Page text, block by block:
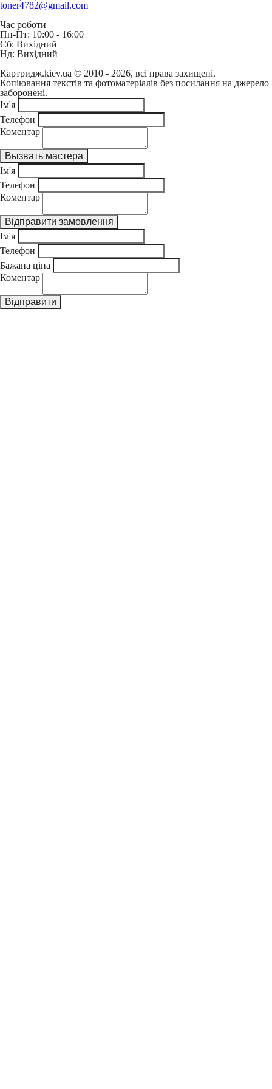
toner4782@gmail.com
Час роботи
Пн-Пт: 10:00 - 16:00
Сб: Вихідний
Нд: Вихідний
Картридж.kiev.ua © 2010 - 2026, всі права захищені.
Копіювання текстів та фотоматеріалів без посилання на джерело
заборонені.
Ім'я
Телефон
Коментар
Ім'я
Телефон
Коментар
Ім'я
Телефон
Бажана ціна
Коментар